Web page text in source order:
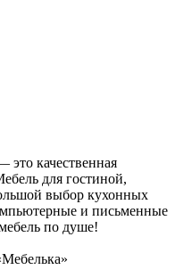
это качественная
для гостиной,
выбор кухонных
и письменные
по душе!